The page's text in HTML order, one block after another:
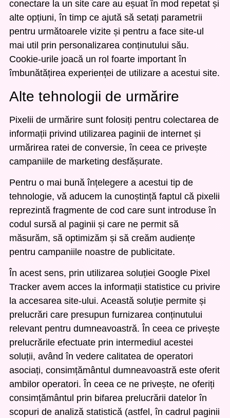
conectare la un site care au eșuat în mod repetat și
alte opțiuni, în timp ce ajută să setați parametrii
pentru următoarele vizite și pentru a face site-ul
mai util prin personalizarea conținutului său.
Cookie-urile joacă un rol foarte important în
îmbunătățirea experienței de utilizare a acestui site.
Alte tehnologii de urmărire
Pixelii de urmărire sunt folosiți pentru colectarea de
informații privind utilizarea paginii de internet și
urmărirea ratei de conversie, în ceea ce privește
campaniile de marketing desfășurate.
Pentru o mai bună înțelegere a acestui tip de
tehnologie, vă aducem la cunoștință faptul că pixelii
reprezintă fragmente de cod care sunt introduse în
codul sursă al paginii și care ne permit să
măsurăm, să optimizăm și să creăm audiențe
pentru campaniile noastre de publicitate.
În acest sens, prin utilizarea soluției Google Pixel
Tracker avem acces la informații statistice cu privire
la accesarea site-ului. Această soluție permite și
prelucrări care presupun furnizarea conținutului
relevant pentru dumneavoastră. În ceea ce privește
prelucrările efectuate prin intermediul acestei
soluții, având în vedere calitatea de operatori
asociați, consimțământul dumneavoastră este oferit
ambilor operatori. În ceea ce ne privește, ne oferiți
consimțământul prin bifarea prelucrării datelor în
scopuri de analiză statistică (astfel, în cadrul paginii